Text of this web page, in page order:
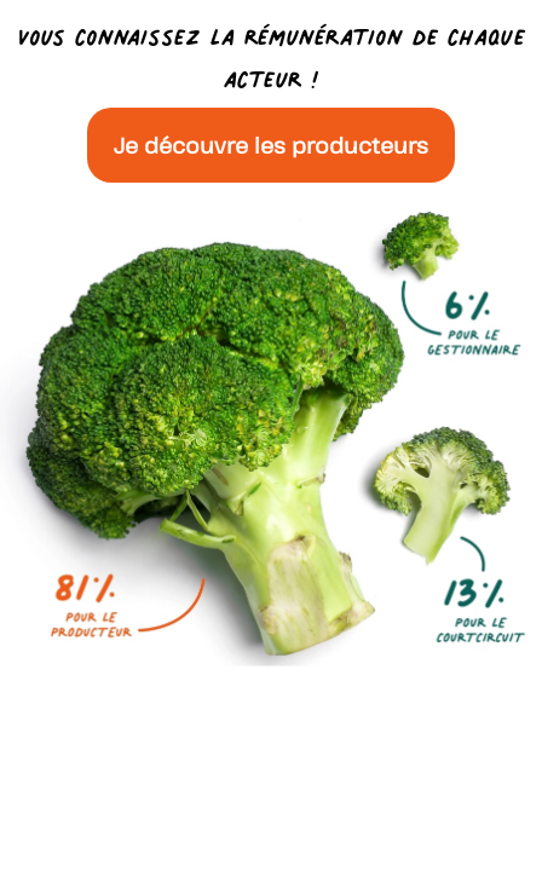
Vous connaissez la rémunération de chaque
acteur !
Je découvre les producteurs